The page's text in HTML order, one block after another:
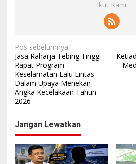
Ikuti Kami
N
a
v
i
g
a
s
i
Pos sebelumnya
Jasa Raharja Tebing Tinggi
Rapat Program
Keselamatan Lalu Lintas
Dalam Upaya Menekan
Angka Kecelakaan Tahun
2026
Jangan Lewatkan